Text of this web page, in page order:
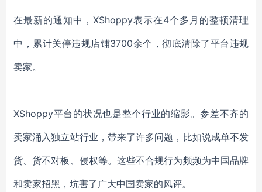
在最新的通知中， XShoppy表示在4个多月的整顿清理
中，累计关停违规店铺3700余个，彻底清除了平台违规
卖家。
XShoppy平台的状况也是整个行业的缩影。参差不齐的
卖家涌入独立站行业，带来了许多问题，比如说成单不发
货、货不对板、侵权等。这些不合规行为频频为中国品牌
和卖家招黑，坑害了广大中国卖家的风评。